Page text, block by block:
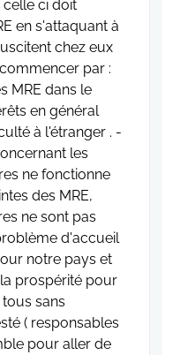
celle ci doit
en s'attaquant à
chez eux
par :
MRE dans le
en général
à l'étranger . -
les
ne fonctionne
des MRE,
ne sont pas
d'accueil
notre pays et
prospérité pour
sans
( responsables
pour aller de